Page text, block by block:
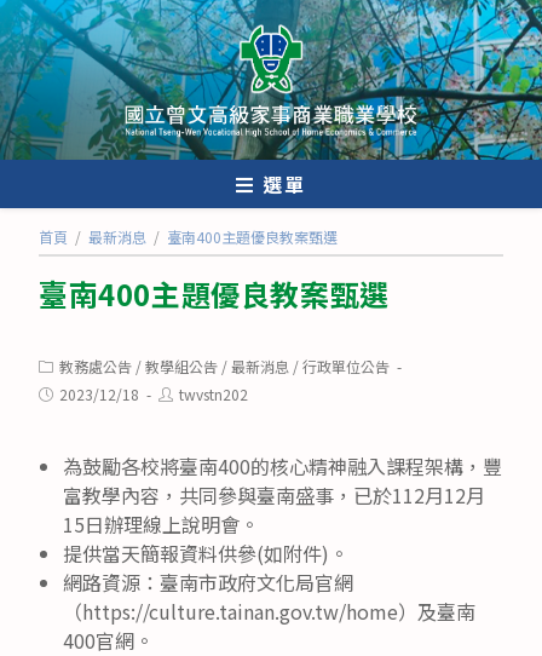
跳
轉
至
主
要
內
選單
首頁 / 最新消息 / 臺南400主題優良教案甄選
臺南400主題優良教案甄選
Post
category:
教務處公告 /教學組公告 /最新消息 /行政單位公告
Post2023/12/18
Posttwvstn202
為鼓勵各校將臺南400的核心精神融入課程架構，豐
富教學內容，共同參與臺南盛事，已於112月12月
15日辦理線上說明會。
提供當天簡報資料供參(如附件)。
網路資源：臺南市政府文化局官網
（https://culture.tainan.gov.tw/home）及臺南
400官網。